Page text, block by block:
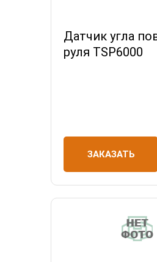
Датчик угла
руля TSP6000
ЗАКАЗАТЬ